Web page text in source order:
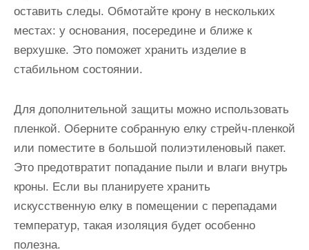
оставить следы. Обмотайте крону в нескольких
местах: у основания, посередине и ближе к
верхушке. Это поможет хранить изделие в
стабильном состоянии.
Для дополнительной защиты можно использовать
пленкой. Оберните собранную елку стрейч-пленкой
или поместите в большой полиэтиленовый пакет.
Это предотвратит попадание пыли и влаги внутрь
кроны. Если вы планируете хранить
искусственную елку в помещении с перепадами
температур, такая изоляция будет особенно
полезна.